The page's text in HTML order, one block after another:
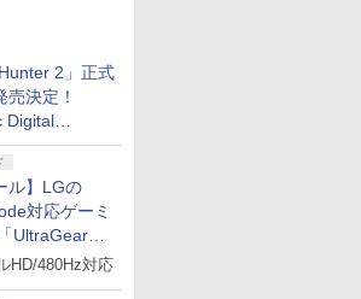
2」正式
決定！
Digital
」まとめ
ル】LGの
対応ゲーミ
UltraGear
お買い得！
HD/480Hz対応